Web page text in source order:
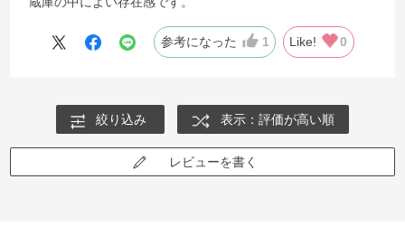
参考になった 1 Like! 0
絞り込み 表示：評価が高い順
レビューを書く